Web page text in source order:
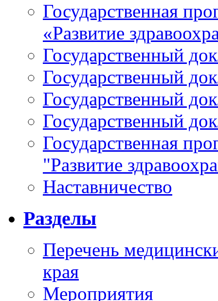
Государственная
«Развитие
Государственный
Государственный
Государственный
Государственный
Государственная
"Развитие
Наставничество
Разделы
Перечень
края
Мероприятия